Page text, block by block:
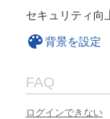
セキュリティ向
背景を設定
FAQ
ログインできない